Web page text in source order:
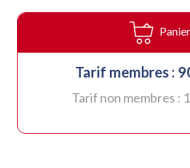
Panier
Tarif membres :
Tarif non membres :